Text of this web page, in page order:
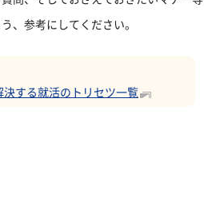
、参考にしてください。
する就活のトリセツ一覧